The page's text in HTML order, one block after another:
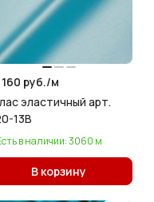
руб./м
эластичный арт.
13B
в наличии: 3060 м
В корзину